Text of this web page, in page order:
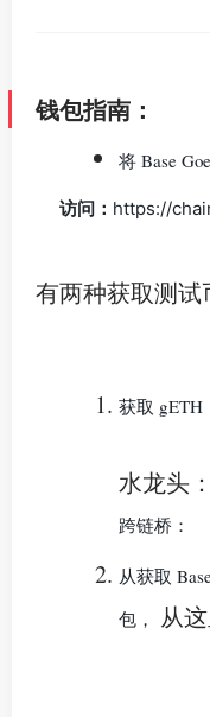
钱包指南：
将 Base
访问： https://
有两种获取测试
获取
水龙头
跨链桥：
从获取
包，
从